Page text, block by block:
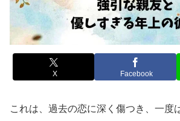
X Facebook
これは、過去の恋に深く傷つき、一度